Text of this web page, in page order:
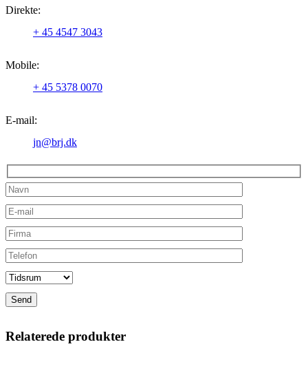
Direkte:
+ 45 4547 3043
Mobile:
+ 45 5378 0070
E-mail:
jn@brj.dk
Relaterede produkter